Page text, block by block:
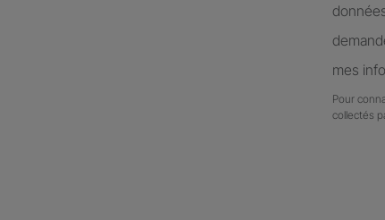
mes
Pour
collectés